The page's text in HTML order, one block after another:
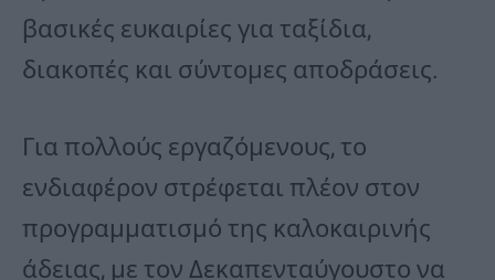
βασικές ευκαιρίες για ταξίδια,
διακοπές και σύντομες αποδράσεις.
Για πολλούς εργαζόμενους, το
ενδιαφέρον στρέφεται πλέον στον
προγραμματισμό της καλοκαιρινής
άδειας, με τον Δεκαπενταύγουστο να